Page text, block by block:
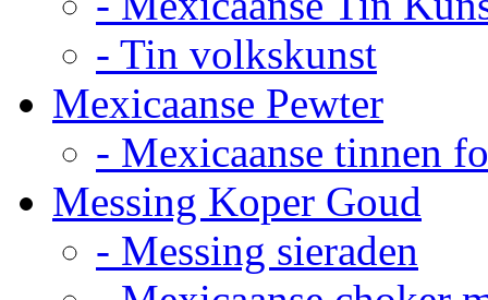
- Tin volkskunst
Mexicaanse Pewter
- Mexicaanse tinnen
Messing Koper Goud
- Messing sieraden